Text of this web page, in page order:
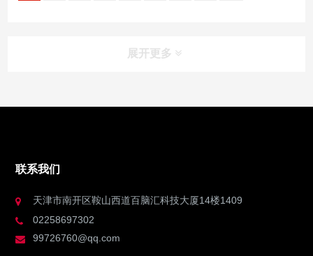
展开更多
联系我们
天津市南开区鞍山西道百脑汇科技大厦14楼1409
02258697302
99726760@qq.com